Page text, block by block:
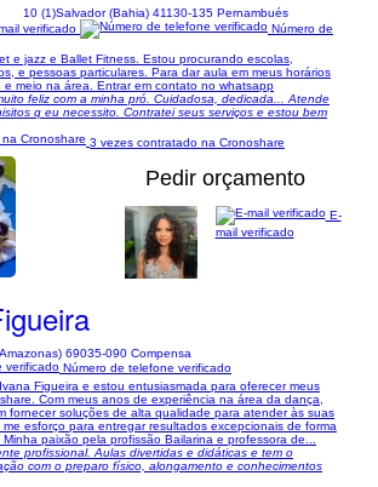
10 (1)Salvador (Bahia) 41130-135 Pernambués
verificado
Número de
e jazz e Ballet Fitness. Estou procurando escolas,
e pessoas particulares. Para dar aula em meus horários
meio na área. Entrar em contato no whatsapp
feliz com a minha pró. Cuidadosa, dedicada... Atende
q eu necessito. Contratei seus serviços e estou bem
3 vezes contratado na Cronoshare
Pedir orçamento
69035-090 Compensa
E-
mail verificado
Número de telefone verificado
Figueira e estou entusiasmada para oferecer meus
Com meus anos de experiência na área da dança,
fornecer soluções de alta qualidade para atender às suas
esforço para entregar resultados excepcionais de forma
paixão pela profissão Bailarina e professora de...
profissional. Aulas divertidas e didáticas e tem o
com o preparo físico, alongamento e conhecimentos